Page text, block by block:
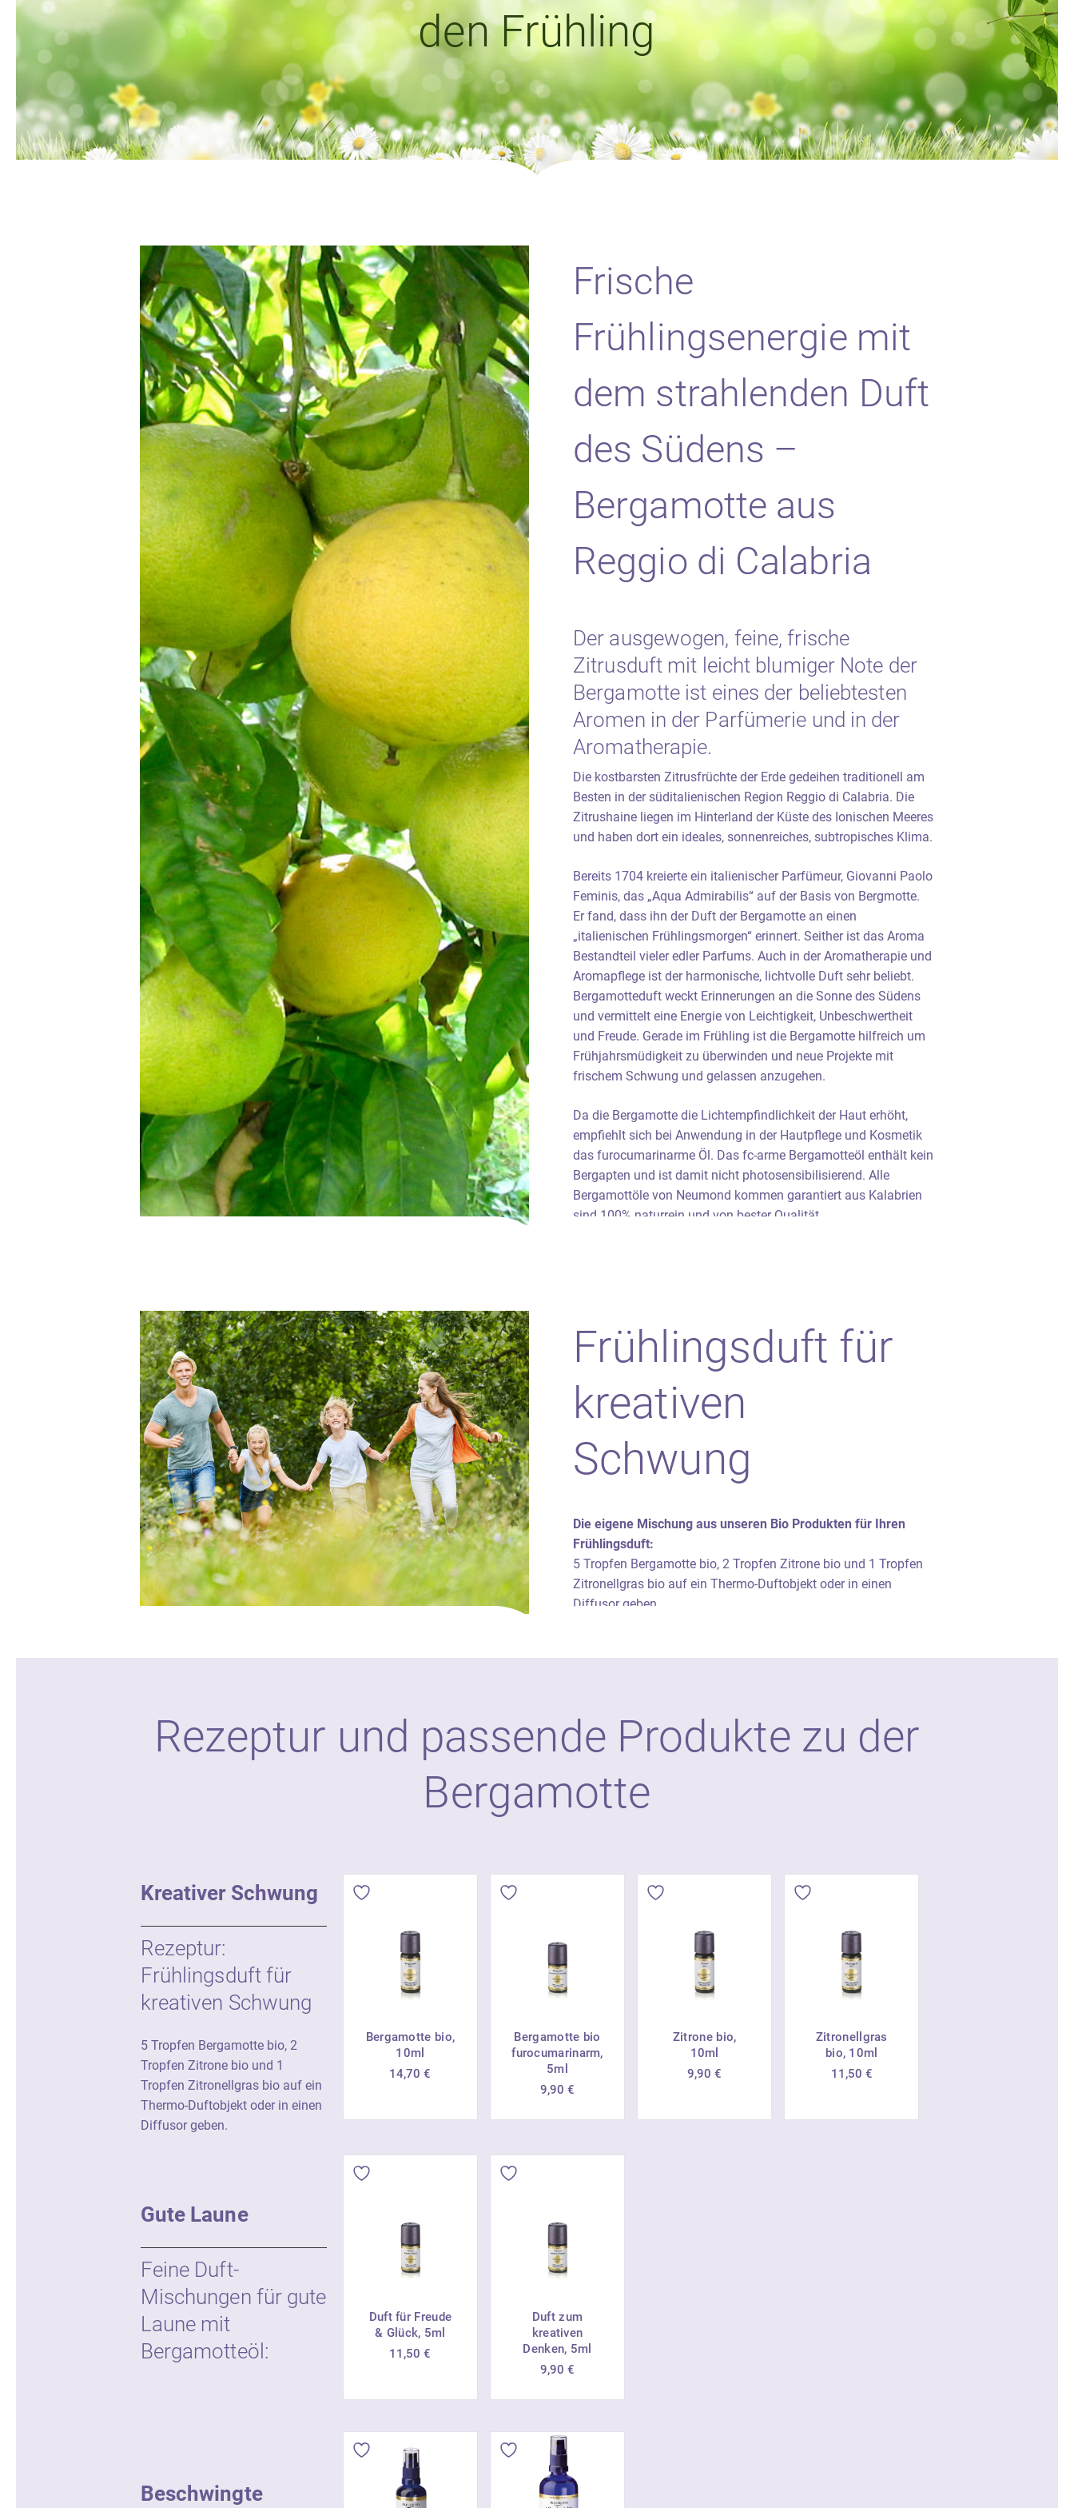
Accessoires
→ Neuheiten & Aktionen
Badedüfte
Mundpflege
Engelslicht Naturparfum
Duftvliese
Zubehör
Leerflaschen und Verschlüsse
Aufbewahrung
Seidenpapier und Duftstreifen
den Frühling
Frische
Frühlingsenergie mit
dem strahlenden Duft
des Südens –
Bergamotte aus
Reggio di Calabria
Der ausgewogen, feine, frische
Zitrusduft mit leicht blumiger Note der
Bergamotte ist eines der beliebtesten
Aromen in der Parfümerie und in der
Aromatherapie.
Die kostbarsten Zitrusfrüchte der Erde gedeihen traditionell am
Besten in der süditalienischen Region Reggio di Calabria. Die
Zitrushaine liegen im Hinterland der Küste des Ionischen Meeres
und haben dort ein ideales, sonnenreiches, subtropisches Klima.
Bereits 1704 kreierte ein italienischer Parfümeur, Giovanni Paolo
Feminis, das „Aqua Admirabilis“ auf der Basis von Bergmotte.
Er fand, dass ihn der Duft der Bergamotte an einen
„italienischen Frühlingsmorgen“ erinnert. Seither ist das Aroma
Bestandteil vieler edler Parfums. Auch in der Aromatherapie und
Aromapflege ist der harmonische, lichtvolle Duft sehr beliebt.
Bergamotteduft weckt Erinnerungen an die Sonne des Südens
und vermittelt eine Energie von Leichtigkeit, Unbeschwertheit
und Freude. Gerade im Frühling ist die Bergamotte hilfreich um
Frühjahrsmüdigkeit zu überwinden und neue Projekte mit
frischem Schwung und gelassen anzugehen.
Da die Bergamotte die Lichtempfindlichkeit der Haut erhöht,
empfiehlt sich bei Anwendung in der Hautpflege und Kosmetik
das furocumarinarme Öl. Das fc-arme Bergamotteöl enthält kein
Bergapten und ist damit nicht photosensibilisierend. Alle
Bergamottöle von Neumond kommen garantiert aus Kalabrien
sind 100% naturrein und von bester Qualität.
Frühlingsduft für
kreativen
Schwung
Die eigene Mischung aus unseren Bio Produkten für Ihren
Frühlingsduft:
5 Tropfen Bergamotte bio, 2 Tropfen Zitrone bio und 1 Tropfen
Zitronellgras bio auf ein Thermo-Duftobjekt oder in einen
Diffusor geben.
Rezeptur und passende Produkte zu der
Bergamotte
Kreativer Schwung
Rezeptur:
Frühlingsduft für
kreativen Schwung
5 Tropfen Bergamotte bio, 2
Tropfen Zitrone bio und 1
Tropfen Zitronellgras bio auf ein
Thermo-Duftobjekt oder in einen
Diffusor geben.
Bergamotte bio,
10ml
14,70€
Bergamotte bio
furocumarinarm,
5ml
9,90€
Zitrone bio,
10ml
9,90€
Zitronellgras
bio, 10ml
11,50 €
Gute Laune
Feine Duft-
Mischungen für gute
Laune mit
Bergamotteöl:
Duft für Freude
& Glück, 5ml
11,50€
Duft zum
kreativen
Denken, 5ml
9,90€
Beschwingte